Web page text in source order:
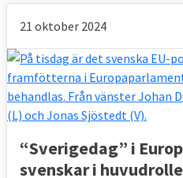
21 oktober 2024
“Sverigedag” i
svenskar i